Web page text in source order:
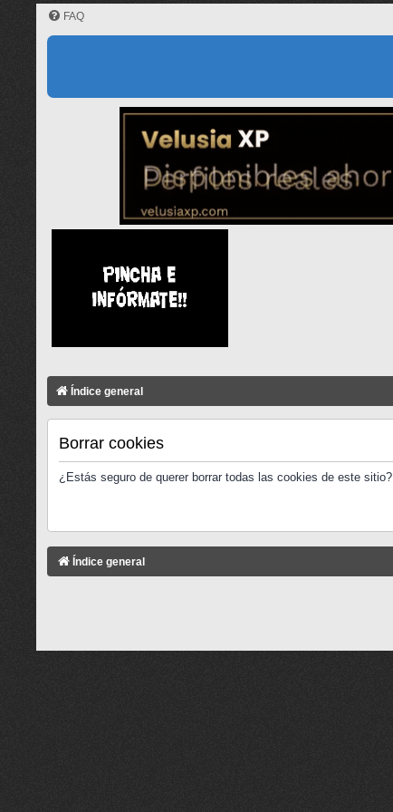
FAQ
Índice general
Borrar cookies
¿Estás seguro de querer borrar todas las cookies de este sitio?
Índice general